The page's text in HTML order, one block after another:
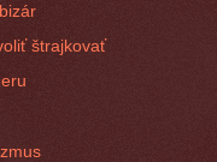
štrajkovať